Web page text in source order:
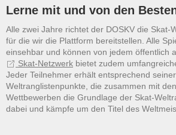
Lerne mit und von den
Alle zwei Jahre richtet der DOSKV die Skat-
für die wir die Plattform bereitstellen. Alle
einsehbar und können von jedem öffentlich
Skat-Netzwerk bietet zudem
Jeder Teilnehmer erhält entsprechend
Weltranglistenpunkte, die zusammen mit
Wettbewerben die Grundlage der Skat-
dabei und kämpfe um den Titel des